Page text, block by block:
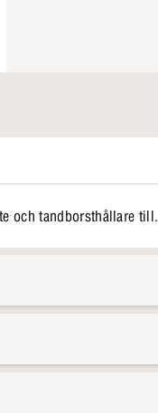
och tandborsthållare till.